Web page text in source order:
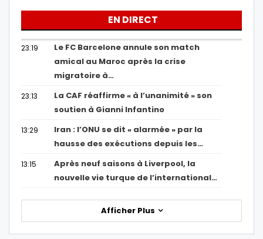
EN DIRECT
23:19
Le FC Barcelone annule son match
amical au Maroc après la crise
migratoire à…
23:13
La CAF réaffirme « à l’unanimité » son
soutien à Gianni Infantino
13:29
Iran : l’ONU se dit « alarmée » par la
hausse des exécutions depuis les…
13:15
Après neuf saisons à Liverpool, la
nouvelle vie turque de l’international…
Afficher Plus